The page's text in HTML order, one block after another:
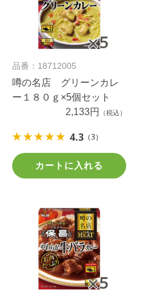
品番：18712005
噂の名店 グリーンカレ
ー１８０ｇ×5個セット
2,133円
（税込）
4.3 （3）
カートに入れる